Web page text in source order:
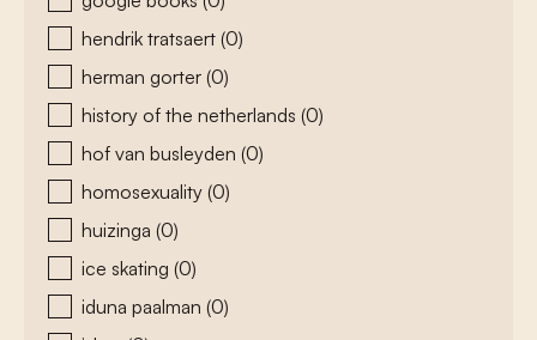
hendrik tratsaert (0)
herman gorter (0)
history of the netherlands (0)
hof van busleyden (0)
homosexuality (0)
huizinga (0)
ice skating (0)
iduna paalman (0)